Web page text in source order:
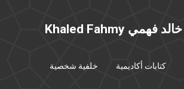
Khaled Fahmy خالد فهمي
خلفية شخصية كتابات أكاديمية